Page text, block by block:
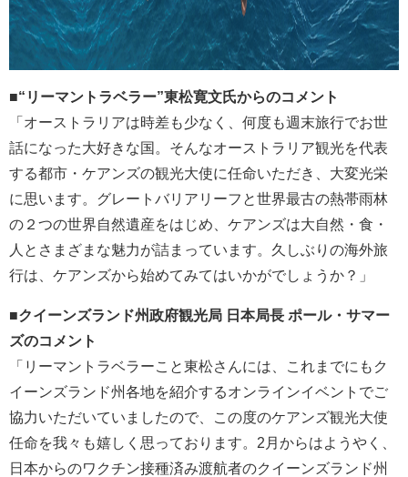
■“リーマントラベラー”東松寛文氏からのコメント
「オーストラリアは時差も少なく、何度も週末旅行でお世
話になった大好きな国。そんなオーストラリア観光を代表
する都市・ケアンズの観光大使に任命いただき、大変光栄
に思います。グレートバリアリーフと世界最古の熱帯雨林
の２つの世界自然遺産をはじめ、ケアンズは大自然・食・
人とさまざまな魅力が詰まっています。久しぶりの海外旅
行は、ケアンズから始めてみてはいかがでしょうか？」
■クイーンズランド州政府観光局 日本局長 ポール・サマー
ズのコメント
「リーマントラベラーこと東松さんには、これまでにもク
イーンズランド州各地を紹介するオンラインイベントでご
協力いただいていましたので、この度のケアンズ観光大使
任命を我々も嬉しく思っております。2月からはようやく、
日本からのワクチン接種済み渡航者のクイーンズランド州